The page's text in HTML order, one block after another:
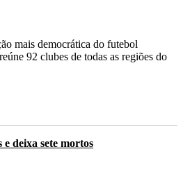
mais democrática do futebol
92 clubes de todas as regiões do
deixa sete mortos